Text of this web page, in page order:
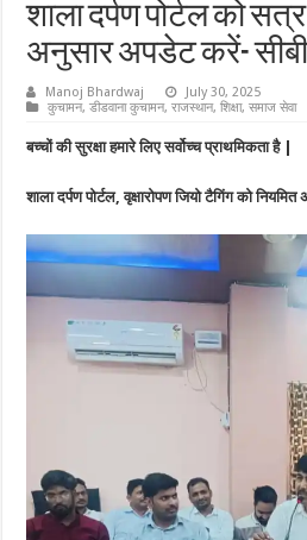
शाला दर्पण पोर्टल को
अनुसार अपडेट करें-
Manoj Bhardwaj
July 30, 2025
कुचामन,डीडवाना कुचामन,राजस्थान,शिक्षा,समाज सेवा
बच्चों की सुरक्षा हमारे लिए सर्वोच्च प्राथमिकता है |
शाला दर्पण पोर्टल, वृक्षारोपण जियो टैगिंग को